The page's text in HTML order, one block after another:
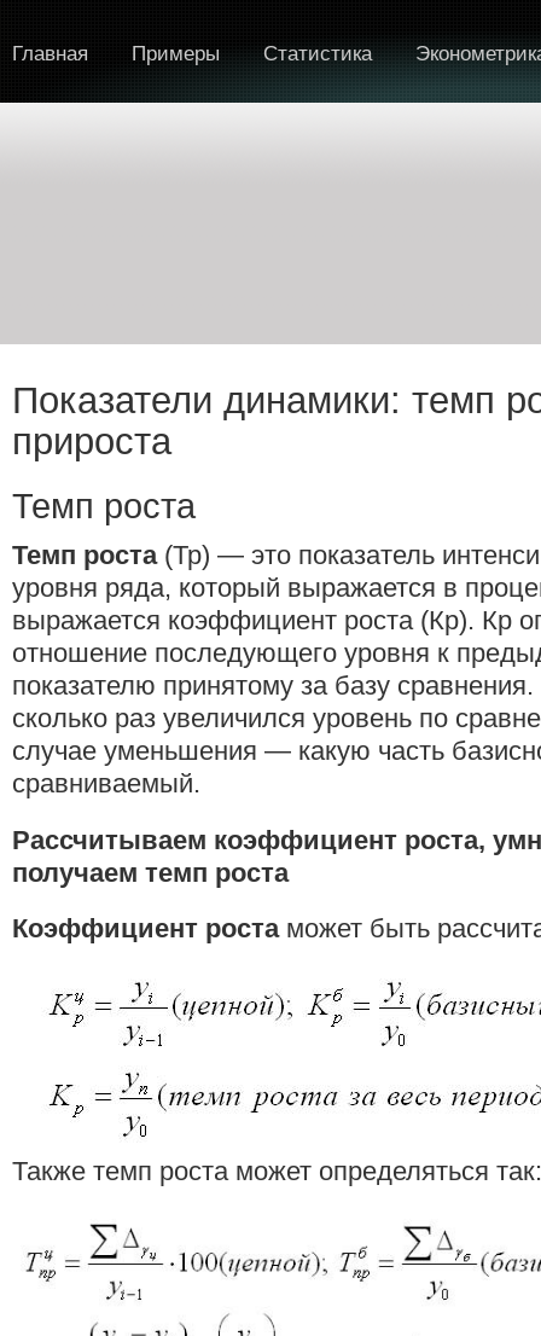
Главная Примеры Статистика
Показатели динамики: темп
прироста
Темп роста
Темп роста(Тр) — это показатель
уровня ряда, который выражается в
выражается коэффициент роста (Кр). Кр
отношение последующего уровня к
показателю принятому за базу
сколько раз увеличился уровень по
случае уменьшения — какую часть
сравниваемый.
Рассчитываем коэффициент роста,
получаем темп роста
Коэффициент ростаможет быть
Также темп роста может определяться так: